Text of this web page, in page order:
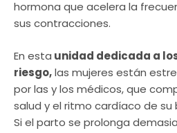
hormona que acelera la
sus contracciones.
En esta unidad dedicada a
riesgo,las mujeres están
por las y los médicos, que
salud y el ritmo cardíaco de
Si el parto se prolonga